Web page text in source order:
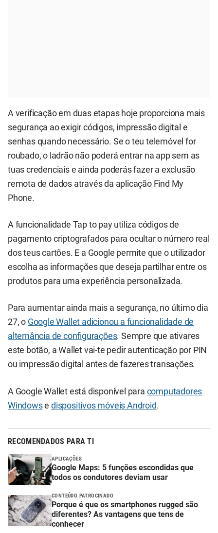
A verificação em duas etapas hoje proporciona mais
segurança ao exigir códigos, impressão digital e
senhas quando necessário. Se o teu telemóvel for
roubado, o ladrão não poderá entrar na app sem as
tuas credenciais e ainda poderás fazer a exclusão
remota de dados através da aplicação Find My
Phone.
A funcionalidade Tap to pay utiliza códigos de
pagamento criptografados para ocultar o número real
dos teus cartões. E a Google permite que o utilizador
escolha as informações que deseja partilhar entre os
produtos para uma experiência personalizada.
Para aumentar ainda mais a segurança, no último dia
27, o Google Wallet adicionou a funcionalidade de
alternância de configurações. Sempre que ativares
este botão, a Wallet vai-te pedir autenticação por PIN
ou impressão digital antes de fazeres transações.
A Google Wallet está disponível para computadores
Windowsedispositivos móveis Android.
RECOMENDADOS PARA TI
APLICAÇÕES
Google Maps: 5 funções escondidas que
todos os condutores deviam usar
CONTEÚDO PATROCINADO
Porque é que os smartphones rugged são
diferentes? As vantagens que tens de
conhecer